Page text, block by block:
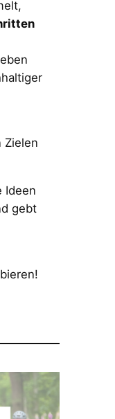
Zielen
Ideen
gebt